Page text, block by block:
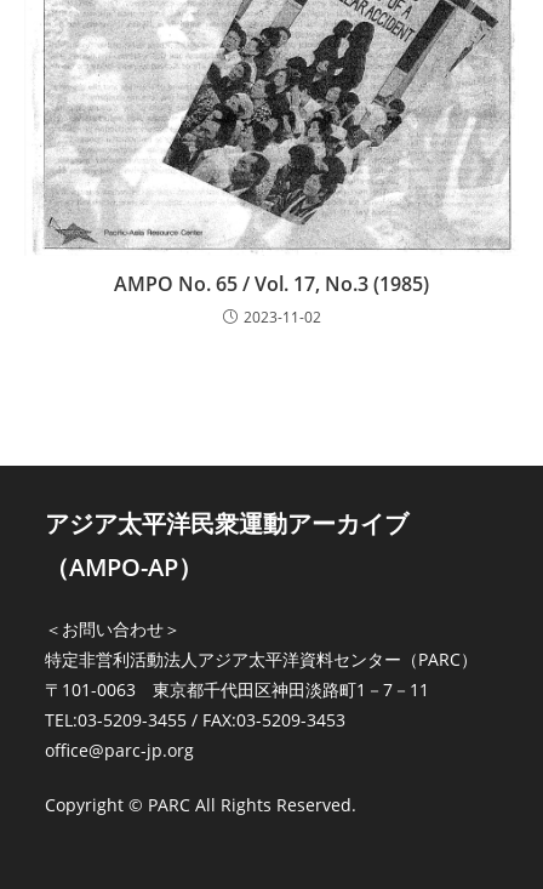
AMPO No. 65 / Vol. 17, No.3 (1985)
2023-11-02
アジア太平洋民衆運動アーカイブ
（AMPO-AP）
＜お問い合わせ＞
特定非営利活動法人アジア太平洋資料センター（PARC）
〒101-0063 東京都千代田区神田淡路町1－7－11
TEL:03-5209-3455 / FAX:03-5209-3453
office@parc-jp.org
Copyright © PARC All Rights Reserved.